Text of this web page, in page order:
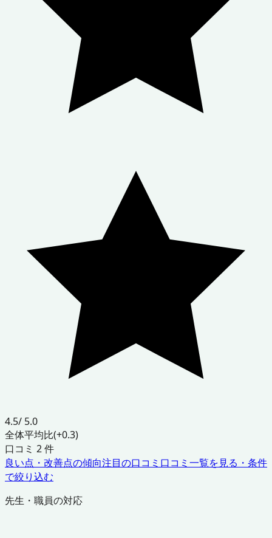
4.5/ 5.0
全体平均比(+0.3)
口コミ 2件
良い点・改善点の傾向注目の口コミ 口コミ一覧を見る・条件
で絞り込む
先生・職員の対応